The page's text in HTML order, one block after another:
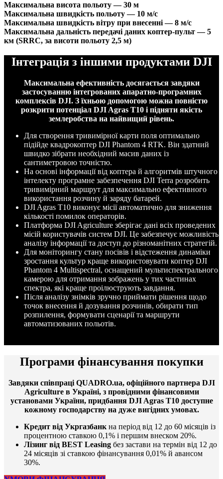
Максимальна висота польоту — 30 м
Максимальна швидкість польоту — 10 м/с
Максимальна швидкість вітру при внесенні — 8 м/с
Максимальна дальність передачі даних коптер-пульт — 5
км (SRRC, за висоти польоту 2,5 м)
Інтеграція з іншими продуктами DJI
Максимальна ефективність досягається завдяки
застосуванню інтегрованих апаратно-програмних
комплексів DJI. З їхньою допомогою можна повністю
розкрити потенціал DJI Agras T10 і підняти якість
землеробства на найвищий рівень.
Для створення тривимірної карти поля оптимально
підійде квадрокоптер DJI Phantom 4 RTK. Він здатний
швидко зібрати необхідний масив даних із
сантиметровою точністю.
На основі інформації від коптера й алгоритмів штучного
інтелекту програмне забезпечення DJI Terra розробить
тривимірний маршрут для максимально ефективного
використання розчину й заряду батарей.
DJI Agras T10 виконує місії автоматично для зниження
кількості помилок операторів.
Платформа DJI Agriculture зберігає дані всіх проведених
місій користувачів систем DJI. Це забезпечує можливість
аналізу інформації та доступ до різноманітних стратегій.
Для моніторингу стану посівів і відстеження динаміки
зростання культур краще використовувати коптер DJI
Phantom 4 Multispectral, оснащений мультиспектрального
камерою для отримання зображень у тих частинах
спектра, які краще проілюструють завдання.
Після аналізу знімків зручно приймати рішення щодо
точок внесення й дозування розчинів, обирати тип
розпилення, формувати сценарії та маршрути
автоматизованих польотів.
Програми фінансування покупки
Завдяки співпраці QUADRO.ua, офіційного партнера DJI
Agriculture в Україні, з провідними фінансовими
установами України, придбання DJI Agras T10 доступне
кожному господарству на дуже вигідних умовах.
Кредит від Укргазбанк на період від 12 до 60 місяців із
процентною ставкою 0,1% і першим внеском 20%.
Лізинг від BEST Leasing без застави на термін від 12 до
24 місяців зі ставкою фінансування 0,01% й авансом
30%.